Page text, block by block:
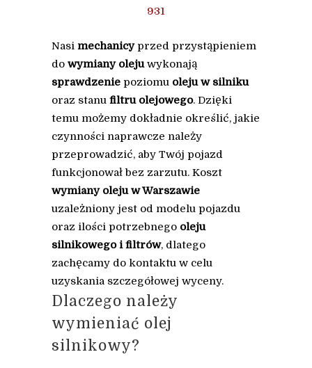
931
Nasi mechanicyprzed przystąpieniem
do wymiany olejuwykonają
sprawdzenie poziomu oleju w silniku
oraz stanu filtru olejowego. Dzięki
temu możemy dokładnie określić, jakie
czynności naprawcze należy
przeprowadzić, aby Twój pojazd
funkcjonował bez zarzutu. Koszt
wymiany oleju w Warszawie
uzależniony jest od modelu pojazdu
oraz ilości potrzebnego oleju
silnikowego i filtrów, dlatego
zachęcamy do kontaktu w celu
uzyskania szczegółowej wyceny.
Dlaczego należy
wymieniać olej
silnikowy?